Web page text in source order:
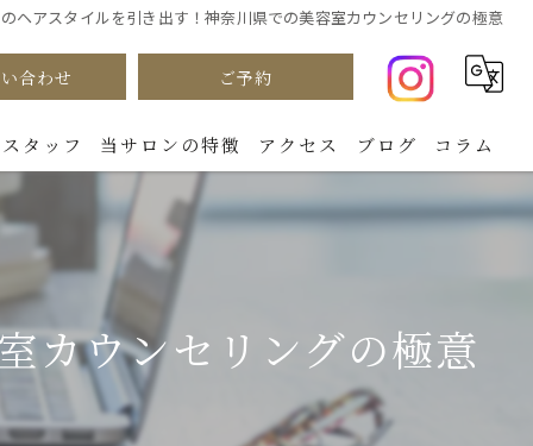
ヘアスタイルを引き出す！神奈川県での美容室カウンセリングの極意
合わせ ご予約
スタッフ 当サロンの特徴
カラー
パーマ
カット
ダメージケア
アクセス ブログ コラム
カウンセリングの極意